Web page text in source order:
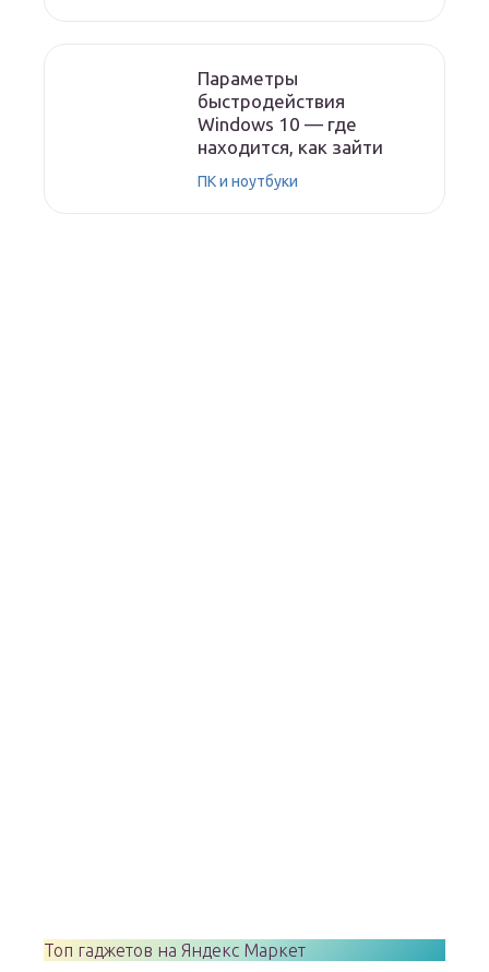
Параметры
быстродействия
Windows 10 — где
находится, как зайти
ПК и ноутбуки
Топ гаджетов на Яндекс Маркет